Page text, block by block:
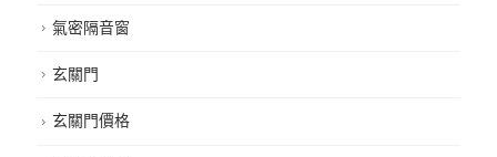
氣密隔音窗
玄關門
玄關門價格